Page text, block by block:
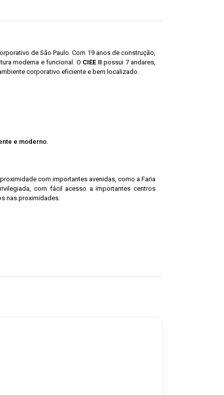
de São Paulo. Com 19 anos de construção,
moderna e funcional. O CIEE II possui 7 andares,
corporativo eficiente e bem localizado.
e moderno.
com importantes avenidas, como a Faria
com fácil acesso a importantes centros
nas proximidades.